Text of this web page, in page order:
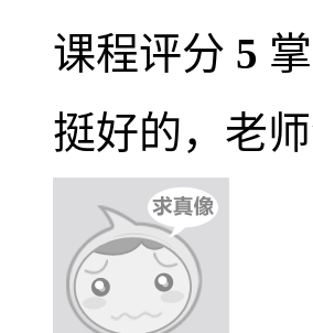
课程评分 5
挺好的，老